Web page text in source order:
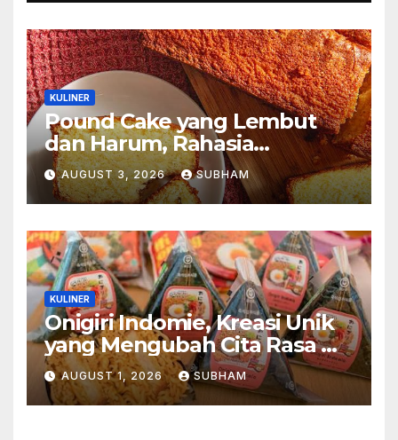
KULINER
Pound Cake yang Lembut
dan Harum, Rahasia
Kelezatan Kue Klasik yang
Tak Pernah Kehilangan
Pesona
AUGUST 3, 2026 SUBHAM
KULINER
Onigiri Indomie, Kreasi Unik
yang Mengubah Cita Rasa Mi
Favorit Menjadi Sajian
Kekinian
AUGUST 1, 2026 SUBHAM